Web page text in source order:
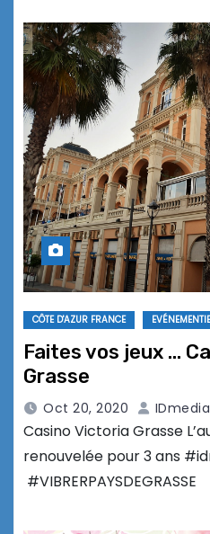
CÔTE D'AZUR FRANCE
Faites vos jeux …
Grasse
Oct 20, 2020
Casino Victoria Grasse
renouvelée pour 3 ans